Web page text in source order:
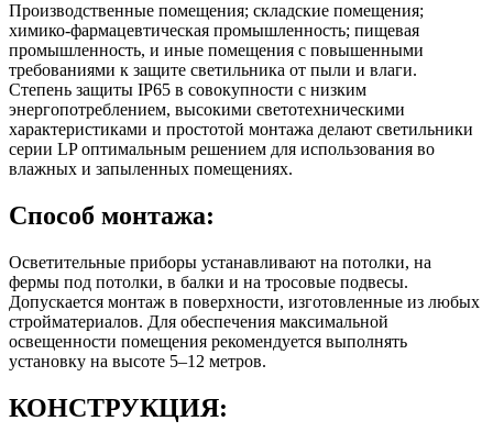
Производственные помещения; складские помещения;
химико-фармацевтическая промышленность; пищевая
промышленность, и иные помещения с повышенными
требованиями к защите светильника от пыли и влаги.
Степень защиты IP65 в совокупности с низким
энергопотреблением, высокими светотехническими
характеристиками и простотой монтажа делают светильники
серии LP оптимальным решением для использования во
влажных и запыленных помещениях.
Способ монтажа:
Осветительные приборы устанавливают на потолки, на
фермы под потолки, в балки и на тросовые подвесы.
Допускается монтаж в поверхности, изготовленные из любых
стройматериалов. Для обеспечения максимальной
освещенности помещения рекомендуется выполнять
установку на высоте 5–12 метров.
КОНСТРУКЦИЯ: